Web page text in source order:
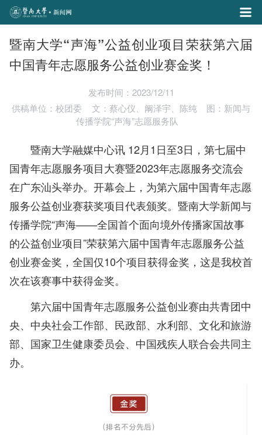
暨南大学“声海”公益创业项目荣获第六届
中国青年志愿服务公益创业赛金奖！
发布时间：2023/12/11
供稿单位：校团委
文：蔡心仪、阚泽宇、陈纯
图：新闻与
传播学院“声海”志愿服务队
暨南大学融媒中心讯 12月1日至3日，第七届中
国青年志愿服务项目大赛暨2023年志愿服务交流会
在广东汕头举办。开幕会上，为第六届中国青年志愿
服务公益创业赛获奖项目代表颁奖。暨南大学新闻与
传播学院“声海——全国首个面向境外传播家国故事
的公益创业项目”荣获第六届中国青年志愿服务公益
创业赛金奖，全国仅10个项目获得金奖，这是我校首
次在该赛事中获得金奖。
第六届中国青年志愿服务公益创业赛由共青团中
央、中央社会工作部、民政部、水利部、文化和旅游
部、国家卫生健康委员会、中国残疾人联合会共同主
办。